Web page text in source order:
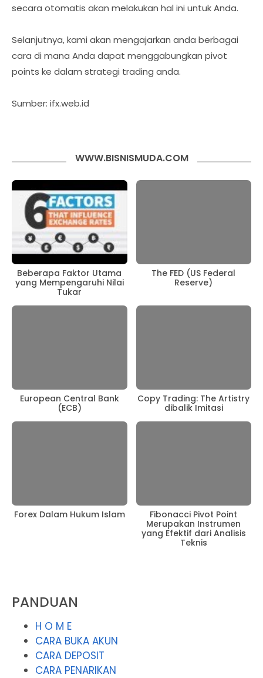
secara otomatis akan melakukan hal ini untuk Anda.
Selanjutnya, kami akan mengajarkan anda berbagai
cara di mana Anda dapat menggabungkan pivot
points ke dalam strategi trading anda.
Sumber: ifx.web.id
WWW.BISNISMUDA.COM
Beberapa Faktor Utama
yang Mempengaruhi Nilai
Tukar
The FED (US Federal
Reserve)
European Central Bank
(ECB)
Copy Trading: The Artistry
dibalik Imitasi
Forex Dalam Hukum Islam
Fibonacci Pivot Point
Merupakan Instrumen
yang Efektif dari Analisis
Teknis
PANDUAN
H O M E
CARA BUKA AKUN
CARA DEPOSIT
CARA PENARIKAN